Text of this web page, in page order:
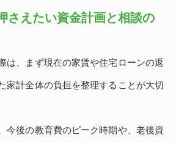
さえたい資金計画と相談の
は、まず現在の家賃や住宅ローンの返
家計全体の負担を整理することが大切
今後の教育費のピーク時期や、老後資